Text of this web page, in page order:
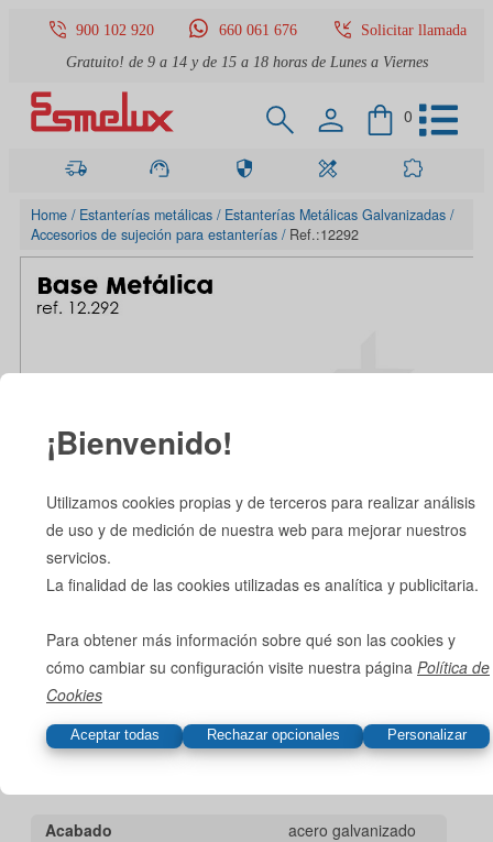
Gratuito! de 9 a 14 y de 15 a 18 horas de Lunes a Viernes
900 102 920 660 061 676 Solicitar llamada
0
Home Estanterías metálicas
Estanterías Metálicas Galvanizadas
Accesorios de sujeción para estanterías
Ref.:12292
Base Metálica Universal
Ref. 12292
Acabado
acero galvanizado
¡Bienvenido!
Utilizamos cookies propias y de terceros para realizar análisis
de uso y de medición de nuestra web para mejorar nuestros
servicios.
La finalidad de las cookies utilizadas es analítica y publicitaria.
Para obtener más información sobre qué son las cookies y
cómo cambiar su configuración visite nuestra página Política de
Cookies